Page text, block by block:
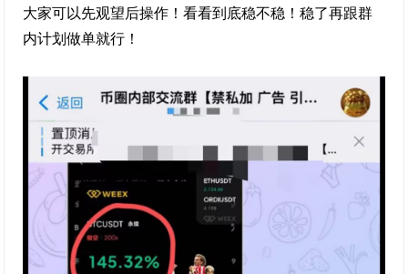
大家可以先观望后操作！看看到底稳不稳！稳了再跟群
内计划做单就行！